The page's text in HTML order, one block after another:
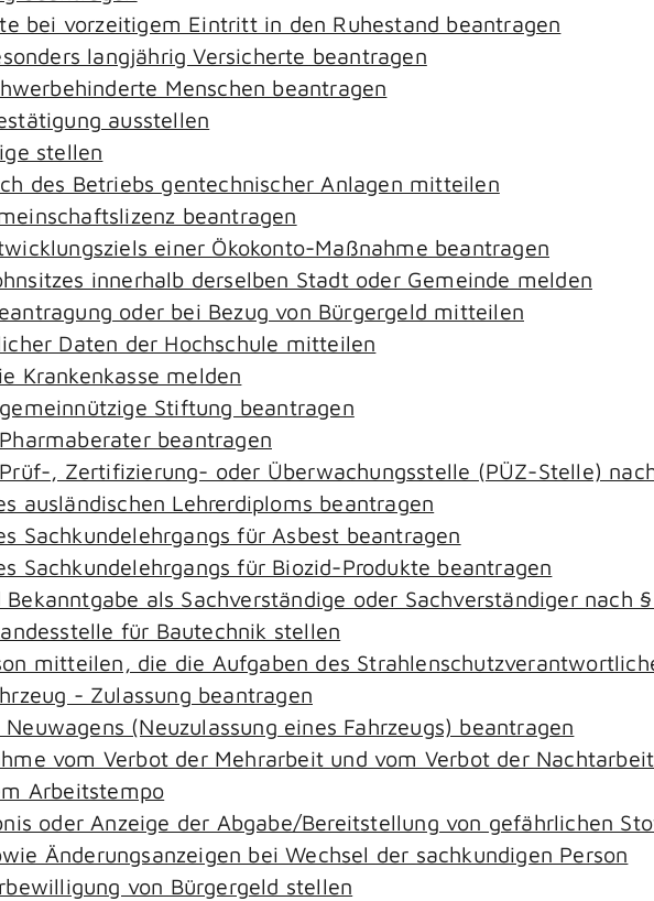
bei vorzeitigem Eintritt in den Ruhestand beantragen
langjährig Versicherte beantragen
Menschen beantragen
ausstellen
stellen
des Betriebs gentechnischer Anlagen mitteilen
beantragen
einer Ökokonto-Maßnahme beantragen
innerhalb derselben Stadt oder Gemeinde melden
oder bei Bezug von Bürgergeld mitteilen
Daten der Hochschule mitteilen
Krankenkasse melden
Stiftung beantragen
beantragen
, Zertifizierung- oder Überwachungsstelle (PÜZ-Stelle)
ausländischen Lehrerdiploms beantragen
Sachkundelehrgangs für Asbest beantragen
Sachkundelehrgangs für Biozid-Produkte beantragen
Bekanntgabe als Sachverständige oder Sachverständiger nach
für Bautechnik stellen
mitteilen, die die Aufgaben des
- Zulassung beantragen
(Neuzulassung eines Fahrzeugs) beantragen
vom Verbot der Mehrarbeit und vom Verbot der
Arbeitstempo
oder Anzeige der Abgabe/Bereitstellung von gefährlichen
Änderungsanzeigen bei Wechsel der sachkundigen Person
von Bürgergeld stellen